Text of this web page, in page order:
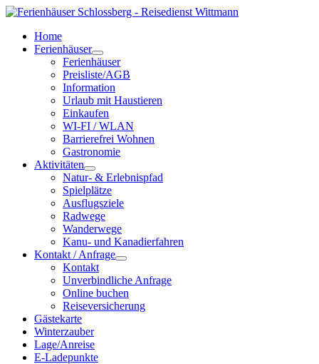
Home
Ferienhäuser
Ferienhäuser
Preisliste/AGB
Information
Urlaub mit Haustieren
Einkaufen
WI-FI / WLAN
Barrierefrei Wohnen
Gastronomie
Aktivitäten
Natur- & Erlebnispfad
Spielplätze
Ausflugsziele
Radwege
Wanderwege
Kanu- und Kanadierfahren
Kontakt / Anfrage
Kontakt
Unverbindliche Anfrage
Online buchen
Reiseversicherung
Gästekarte
Winterzauber
Lage/Anreise
E-Ladepunkte